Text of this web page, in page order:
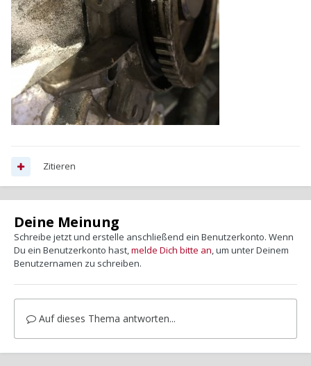
Zitieren
Deine Meinung
Schreibe jetzt und erstelle anschließend ein Benutzerkonto. Wenn
Du ein Benutzerkonto hast,melde Dich bitte an, um unter Deinem
Benutzernamen zu schreiben.
Auf dieses Thema antworten...